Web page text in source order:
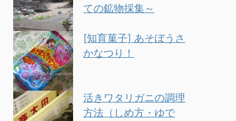
ての鉱物採集～
[知育菓子] あそぼうさ
かなつり！
活きワタリガニの調理
方法（しめ方・ゆで